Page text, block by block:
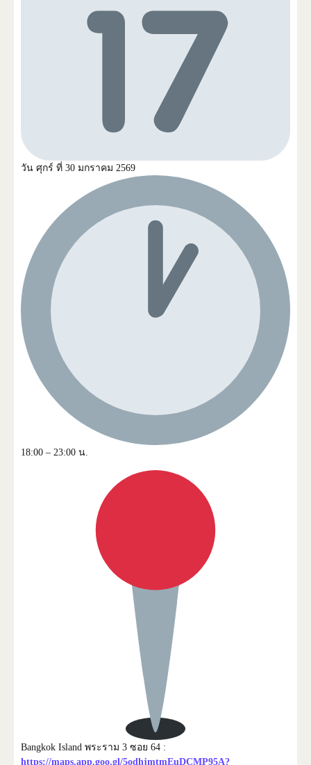
วัน ศุกร์ ที่ 30 มกราคม 2569
18:00 – 23:00 น.
Bangkok Island พระราม 3 ซอย 64 :
https://maps.app.goo.gl/5odhjmtmEuDCMP95A?